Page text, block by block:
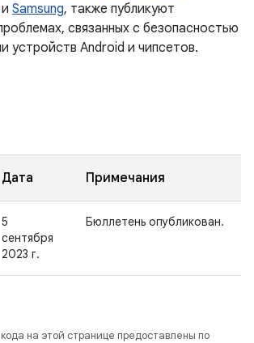
и Samsung, также публикуют
связанных с безопасностью
устройств Android и чипсетов.
Дата Примечания
5
сентября
2023 г.
Бюллетень опубликован.
на этой странице предоставлены по